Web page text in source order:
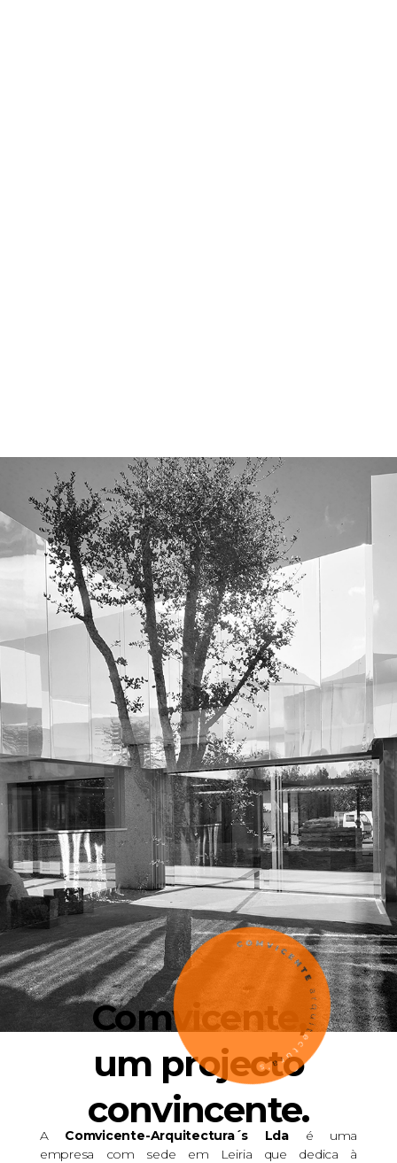
Comvicente,
um projecto
convincente.
A Comvicente-Arquitectura´s Lda é uma
empresa com sede em Leiria que dedica à